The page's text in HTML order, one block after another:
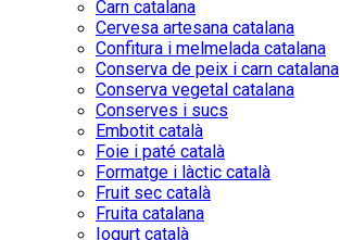
Carn catalana
Cervesa artesana catalana
Confitura i melmelada catalana
Conserva de peix i carn catalana
Conserva vegetal catalana
Conserves i sucs
Embotit català
Foie i paté català
Formatge i làctic català
Fruit sec català
Fruita catalana
Iogurt català